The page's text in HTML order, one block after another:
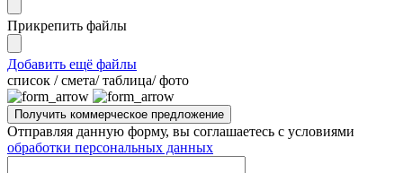
Прикрепить файлы
Добавить ещё файлы
cписок / смета/ таблица/ фото
Отправляя данную форму, вы соглашаетесь с условиями
обработки персональных данных